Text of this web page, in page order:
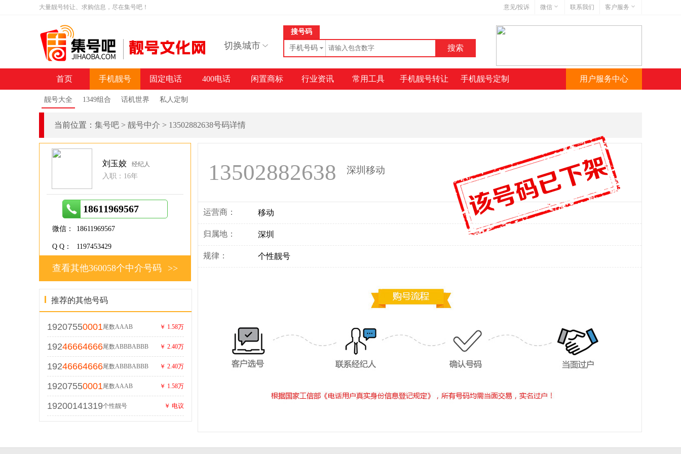
大量靓号转让、求购信息，尽在集号吧！ 意见/投诉 微信
微信号:jihaoba999
联系我们
客户服务
切换城市
搜号码
手机号码
首页 手机靓号
靓号大全 1349组合 话机世界 私人定制
固定电话 400电话 闲置商标 行业资讯 常用工具 手机靓号转让 手机靓号定制 用户服务中心
当前位置： 集号吧 > 靓号中介 > 13502882638号码详情
13502882638 深圳移动
运营商： 移动
归属地： 深圳
规律： 个性靓号
刘玉姣 经纪人
入职：16年
18611969567
微信： 18611969567
Q Q： 1197453429
>>
查看其他360058个中介号码
推荐的其他号码
19207550001尾数AAAB ￥ 1.58万
19246664666尾数ABBBABBB ￥ 2.40万
19246664666尾数ABBBABBB ￥ 2.40万
19207550001尾数AAAB ￥ 1.58万
19200141319个性靓号 ￥ 电议